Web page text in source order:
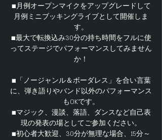
■月例オープンマイクをアップグレードして
月例ミニブッキングライブとして開催しま
す。
■最大で転換込み30分の持ち時間をフルに使
ってステージでパフォーマンスしてみません
か！
■「ノージャンル＆ボーダレス」を合い言葉
に、弾き語りやバンド以外のパフォーマンス
もOKです。
■マジック、漫談、落語、ダンスなど自己表
現の発表の場としてご参加ください。
■初心者大歓迎、30分が無理な場合、15分～